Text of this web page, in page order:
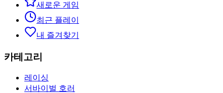
새로운 게임
최근 플레이
내 즐겨찾기
카테고리
레이싱
서바이벌 호러